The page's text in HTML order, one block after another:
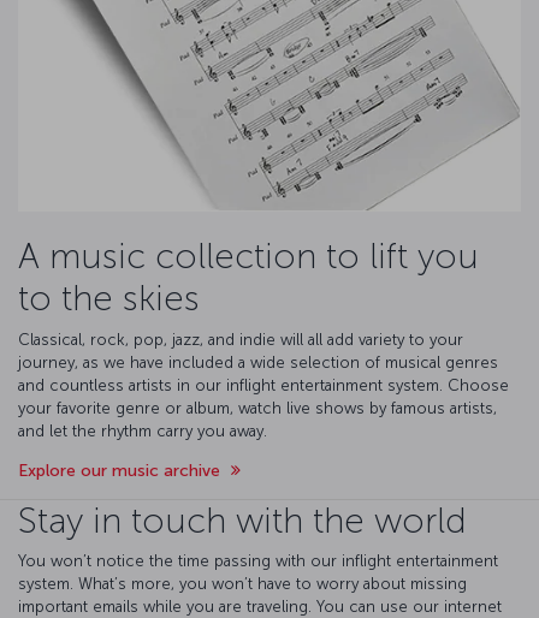
A music collection to lift you
to the skies
Classical, rock, pop, jazz, and indie will all add variety to your
journey, as we have included a wide selection of musical genres
and countless artists in our inflight entertainment system. Choose
your favorite genre or album, watch live shows by famous artists,
and let the rhythm carry you away.
Explore our music archive
Stay in touch with the world
You won’t notice the time passing with our inflight entertainment
system. What’s more, you won’t have to worry about missing
important emails while you are traveling. You can use our internet